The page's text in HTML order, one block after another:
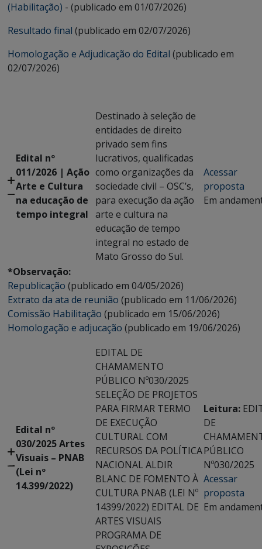
(Habilitação) - (publicado em 01/07/2026)
Resultado final (publicado em 02/07/2026)
Homologação e Adjudicação do Edital (publicado em
02/07/2026)
Edital nº
011/2026 | Ação
Arte e Cultura
na educação de
tempo integral
Destinado à seleção de
entidades de direito
privado sem fins
lucrativos, qualificadas
como organizações da
sociedade civil – OSC’s,
para execução da ação
arte e cultura na
educação de tempo
integral no estado de
Mato Grosso do Sul.
Acessar
proposta
Em
*Observação:
Republicação (publicado em 04/05/2026)
Extrato da ata de reunião (publicado em 11/06/2026)
Comissão Habilitação (publicado em 15/06/2026)
Homologação e adjucação (publicado em 19/06/2026)
Edital nº
030/2025 Artes
Visuais – PNAB
(Lei nº
14.399/2022)
EDITAL DE
CHAMAMENTO
PÚBLICO Nº030/2025
SELEÇÃO DE PROJETOS
PARA FIRMAR TERMO
DE EXECUÇÃO
CULTURAL COM
RECURSOS DA POLÍTICA
NACIONAL ALDIR
BLANC DE FOMENTO À
CULTURA PNAB (LEI Nº
14399/2022) EDITAL DE
ARTES VISUAIS
PROGRAMA DE
Leitura:
DE
PÚBLICO
Nº030/2025
Acessar
proposta
Em